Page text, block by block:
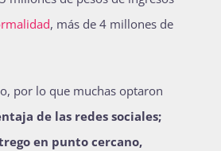
, más de 4 millones de
por lo que muchas optaron
de las redes sociales;
en punto cercano,